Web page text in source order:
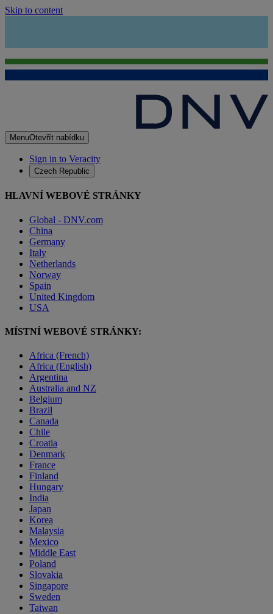
Skip to content
MenuOtevřít nabídku
Sign in to Veracity
Czech Republic
HLAVNÍ WEBOVÉ STRÁNKY
Global - DNV.com
China
Germany
Italy
Netherlands
Norway
Spain
United Kingdom
USA
MÍSTNÍ WEBOVÉ STRÁNKY:
Africa (French)
Africa (English)
Argentina
Australia and NZ
Belgium
Brazil
Canada
Chile
Croatia
Denmark
France
Finland
Hungary
India
Japan
Korea
Malaysia
Mexico
Middle East
Poland
Slovakia
Singapore
Sweden
Taiwan